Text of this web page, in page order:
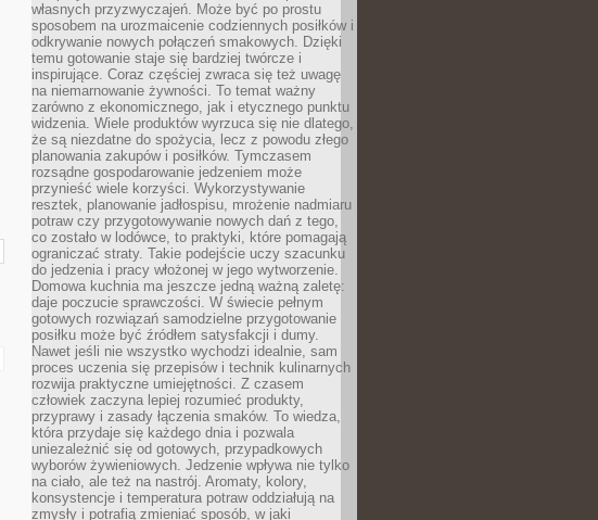
własnych przyzwyczajeń. Może być po prostu
sposobem na urozmaicenie codziennych posiłków i
odkrywanie nowych połączeń smakowych. Dzięki
temu gotowanie staje się bardziej twórcze i
inspirujące. Coraz częściej zwraca się też uwagę
na niemarnowanie żywności. To temat ważny
zarówno z ekonomicznego, jak i etycznego punktu
widzenia. Wiele produktów wyrzuca się nie dlatego,
że są niezdatne do spożycia, lecz z powodu złego
planowania zakupów i posiłków. Tymczasem
rozsądne gospodarowanie jedzeniem może
przynieść wiele korzyści. Wykorzystywanie
resztek, planowanie jadłospisu, mrożenie nadmiaru
potraw czy przygotowywanie nowych dań z tego,
co zostało w lodówce, to praktyki, które pomagają
ograniczać straty. Takie podejście uczy szacunku
do jedzenia i pracy włożonej w jego wytworzenie.
Domowa kuchnia ma jeszcze jedną ważną zaletę:
daje poczucie sprawczości. W świecie pełnym
gotowych rozwiązań samodzielne przygotowanie
posiłku może być źródłem satysfakcji i dumy.
Nawet jeśli nie wszystko wychodzi idealnie, sam
proces uczenia się przepisów i technik kulinarnych
rozwija praktyczne umiejętności. Z czasem
człowiek zaczyna lepiej rozumieć produkty,
przyprawy i zasady łączenia smaków. To wiedza,
która przydaje się każdego dnia i pozwala
uniezależnić się od gotowych, przypadkowych
wyborów żywieniowych. Jedzenie wpływa nie tylko
na ciało, ale też na nastrój. Aromaty, kolory,
konsystencje i temperatura potraw oddziałują na
zmysły i potrafią zmieniać sposób, w jaki